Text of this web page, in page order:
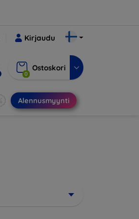
Kirjaudu
0
Ostoskori
Alennusmyynti